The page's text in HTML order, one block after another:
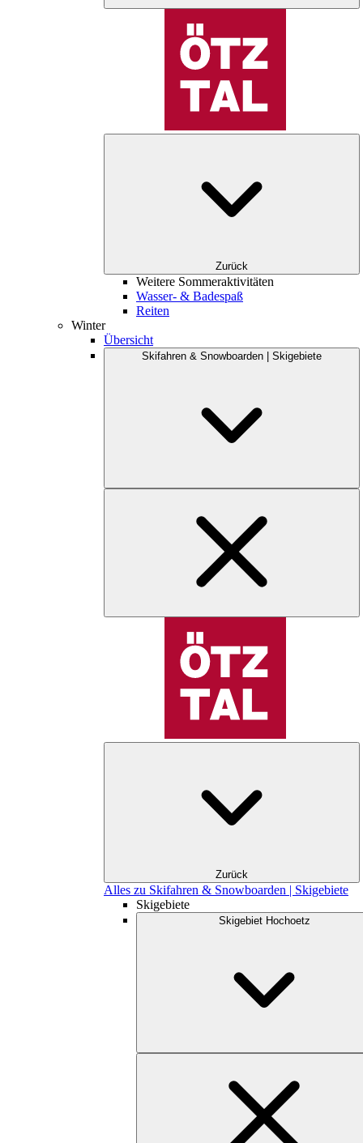
Zurück
Weitere Sommeraktivitäten
Wasser- & Badespaß
Reiten
Winter
Übersicht
Skifahren & Snowboarden | Skigebiete
Zurück
Alles zu Skifahren & Snowboarden | Skigebiete
Skigebiete
Skigebiet Hochoetz